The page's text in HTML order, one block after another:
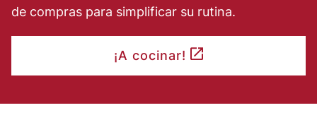
de compras para simplificar su rutina.
¡A cocinar!